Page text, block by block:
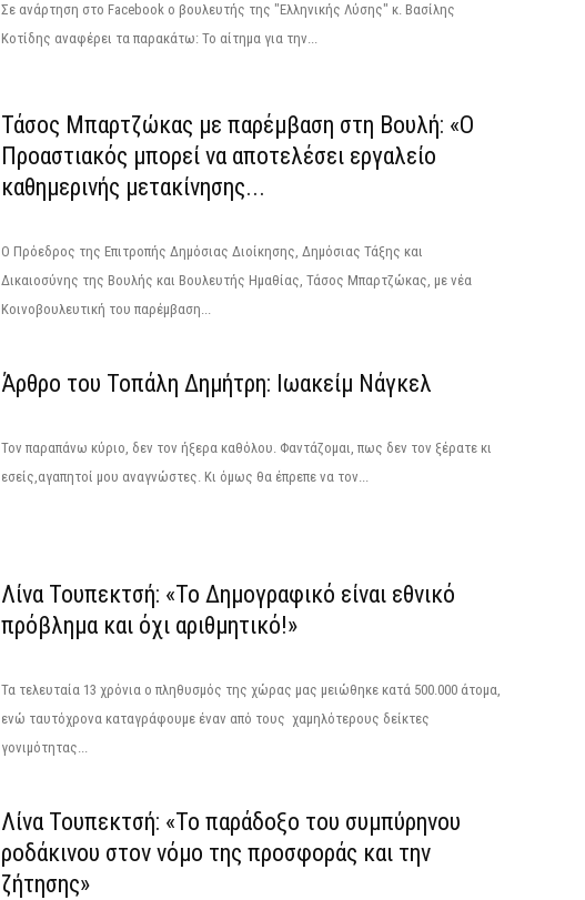
Σε ανάρτηση στο Facebook ο βουλευτής της "Ελληνικής Λύσης" κ. Βασίλης
Κοτίδης αναφέρει τα παρακάτω: Το αίτημα για την...
Τάσος Μπαρτζώκας με παρέμβαση στη Βουλή: «Ο
Προαστιακός μπορεί να αποτελέσει εργαλείο
καθημερινής μετακίνησης...
Ο Πρόεδρος της Επιτροπής Δημόσιας Διοίκησης, Δημόσιας Τάξης και
Δικαιοσύνης της Βουλής και Βουλευτής Ημαθίας, Τάσος Μπαρτζώκας, με νέα
Κοινοβουλευτική του παρέμβαση...
Άρθρο του Τοπάλη Δημήτρη: Ιωακείμ Νάγκελ
Τον παραπάνω κύριο, δεν τον ήξερα καθόλου. Φαντάζομαι, πως δεν τον ξέρατε κι
εσείς,αγαπητοί μου αναγνώστες. Κι όμως θα έπρεπε να τον...
Λίνα Τουπεκτσή: «Το Δημογραφικό είναι εθνικό
πρόβλημα και όχι αριθμητικό!»
Τα τελευταία 13 χρόνια ο πληθυσμός της χώρας μας μειώθηκε κατά 500.000 άτομα,
ενώ ταυτόχρονα καταγράφουμε έναν από τους χαμηλότερους δείκτες
γονιμότητας...
Λίνα Τουπεκτσή: «Το παράδοξο του συμπύρηνου
ροδάκινου στον νόμο της προσφοράς και την
ζήτησης»